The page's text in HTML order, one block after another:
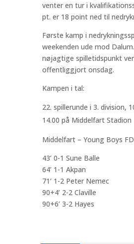
venter en tur i
pt. er 18 point ned til
Første kamp i
weekenden ude mod
nøjagtige spilletidspunkt
offentliggjort onsdag.
Kampen i tal:
spillerunde i 3. division,
14.00 på Middelfart Stadion
Middelfart – Young Boys
43’ 0-1 Sune Balle
64’ 1-1 Akpan
71’ 1-2 Peter Nemec
90+4’ 2-2 Claville
90+6’ 3-2 Hayes